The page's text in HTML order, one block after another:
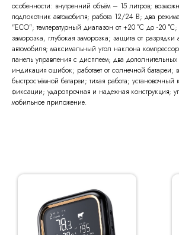
особенности: внутренний объём – 15 литров;
подлокотник автомобиля; работа 12/24 В; два
"ECO"; температурный диапазон от +20 °C до -20
заморозка, глубокая заморозка; защита от разрядки
автомобиля; максимальный угол наклона
панель управления с дисплеем; два
индикация ошибок; работает от солнечной батареи;
быстросъёмной батареи; тихая работа; установочный
фиксации; ударопрочная и надежная конструкция;
мобильное приложение.